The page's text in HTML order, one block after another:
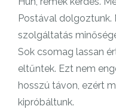
Postával dolgoztunk.
szolgáltatás
Sok csomag lassan
eltűntek. Ezt nem
hosszú távon, ezért
kipróbáltunk.